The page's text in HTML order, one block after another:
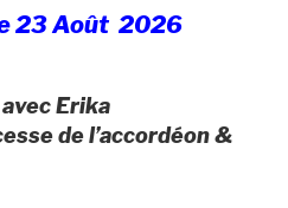
23 Août 2026
Erika
de l’accordéon &